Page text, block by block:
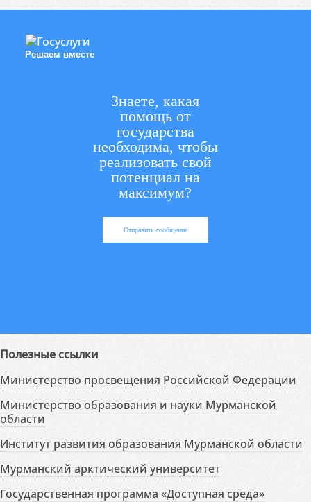
Решаем вместе
Знаете, какая
помощь от
государства
необходима, чтобы
реализовать свой
потенциал на
максимум?
Отправить сообщение
Полезные ссылки
Министерство просвещения Российской Федерации
Министерство образования и науки Мурманской
области
Институт развития образования Мурманской области
Мурманский арктический университет
Государственная программа «Доступная среда»